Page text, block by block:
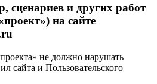
сценариев и других работ
на сайте
не должно нарушать
сайта и Пользовательского